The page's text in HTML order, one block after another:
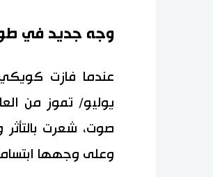
وجه جديد في
صوت، شعرت بالتأثر
وعلى وجهها